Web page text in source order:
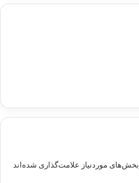
بخش‌های موردنیاز علامت‌گذاری شده‌اند